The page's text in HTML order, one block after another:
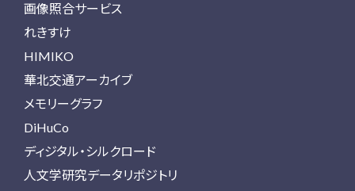
画像照合サービス
れきすけ
HIMIKO
華北交通アーカイブ
メモリーグラフ
DiHuCo
ディジタル・シルクロード
人文学研究データリポジトリ